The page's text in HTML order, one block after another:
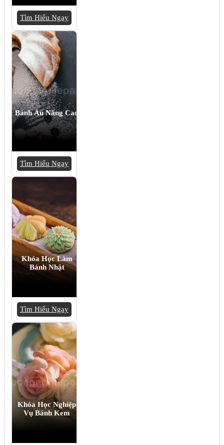
Tìm Hiểu Ngay
Bánh Âu Nâng Cao
Tìm Hiểu Ngay
Khóa Học Làm
Bánh Nhật
Tìm Hiểu Ngay
Khóa Học Nghiệp
Vụ Bánh Kem